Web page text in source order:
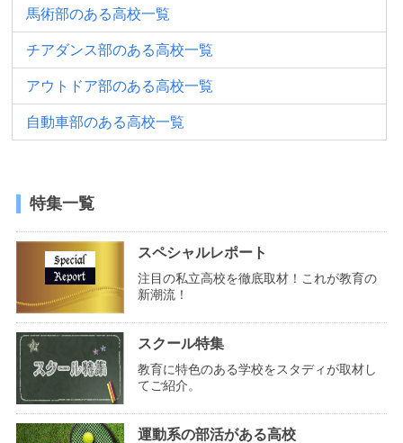
馬術部のある高校一覧
チアダンス部のある高校一覧
アウトドア部のある高校一覧
自動車部のある高校一覧
特集一覧
スペシャルレポート
注目の私立高校を徹底取材！これが教育の
新潮流！
スクール特集
教育に特色のある学校をスタディが取材し
てご紹介。
運動系の部活がある高校